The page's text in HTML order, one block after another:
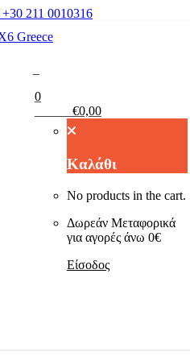
+30 211 0010316
0
€0,00
Καλάθι
No products in the cart.
Δωρεάν Μεταφορικά
για αγορές άνω 0€
Είσοδος
3D Grounding Radars
Φακοί
Σκαπτικά